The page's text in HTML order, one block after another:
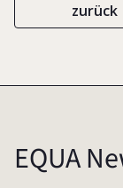
zurück
EQUA